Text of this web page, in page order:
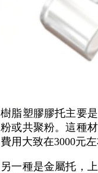
樹脂塑膠膠托主要
粉或共聚粉。這種
費用大致在3000元
另一種是金屬托，